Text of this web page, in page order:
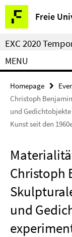
Springe
direkt
zu
Inhalt
Freie
Service
Navigation
EXC 2020
MENU
Homepage
Christoph
und
Kunst seit den
Christoph
und